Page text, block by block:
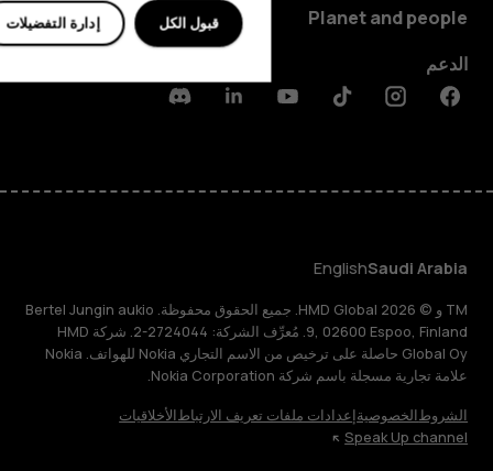
Planet and people
الدعم
Facebook
Instagram
Tiktok
Youtube
Linkedin
Discord
Saudi Arabia
English
TM و © 2026 HMD Global. جميع الحقوق محفوظة. Bertel Jungin aukio
9, 02600 Espoo, Finland. مُعرِّف الشركة: 2724044-2. شركة HMD
Global Oy حاصلة على ترخيص من الاسم التجاري Nokia للهواتف. Nokia
علامة تجارية مسجلة باسم شركة Nokia Corporation.
الشروطالخصوصيةإعدادات ملفات تعريف الارتباطالأخلاقيات
Speak Up channel
إدارة التفضيلات قبول الكل